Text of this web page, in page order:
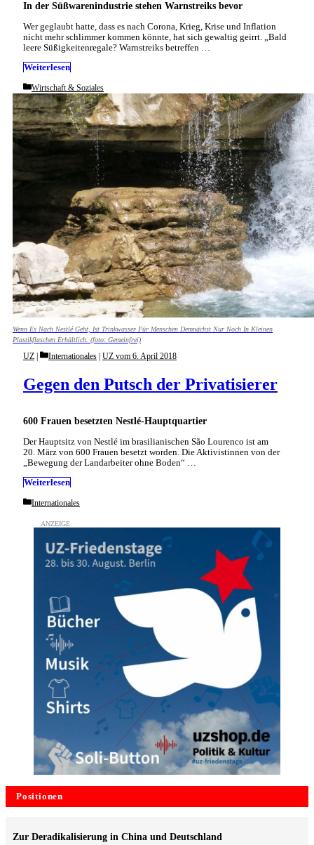
In der Süßwarenindustrie stehen Warnstreiks bevor
Wer geglaubt hatte, dass es nach Corona, Krieg, Krise und Inflation
nicht mehr schlimmer kommen könnte, hat sich gewaltig geirrt. „Bald
leere Süßigkeitenregale? Warnstreiks betreffen …
Weiterlesen
Categories
Wirtschaft & Soziales
Wenn Es Nach Nestlé Geht, Ist Trinkwasser Für Menschen Demnächst Nur Noch In Kleinen
Plastikflaschen Erhältlich. (foto: Gemeinfrei)
600 Frauen besetzten Nestlé-Hauptquartier
Gegen den Putsch der Privatisierer
UZ Categories
Internationales | UZ vom 6. April 2018
Der Hauptsitz von Nestlé im brasilianischen São Lourenco ist am
20. März von 600 Frauen besetzt worden. Die Aktivistinnen von der
„Bewegung der Landarbeiter ohne Boden“ …
Weiterlesen
Categories
Internationales
Positionen
Zur Deradikalisierung in China und Deutschland